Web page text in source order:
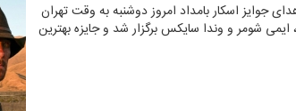
جوایز اسکار بامداد امروز دوشنبه به وقت تهران
ایمی شومر و وندا سایکس برگزار شد و جایزه بهترین